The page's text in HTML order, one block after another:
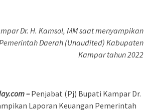
Dr. H. Kamsol, MM saat menyampikan
Daerah (Unaudited) Kabupaten
Kampar tahun 2022
– Penjabat (Pj) Bupati Kampar Dr.
Laporan Keuangan Pemerintah